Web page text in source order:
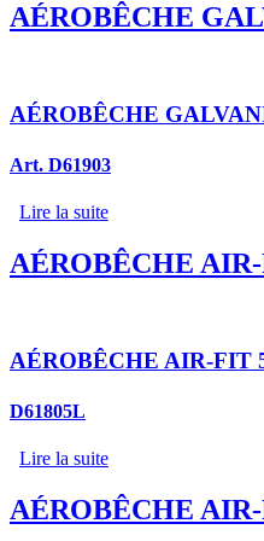
AÉROBÊCHE
AÉROBÊCHE
Art. D61903
Lire la suite
AÉROBÊCHE
AÉROBÊCHE AIR-FIT
D61805L
Lire la suite
AÉROBÊCHE